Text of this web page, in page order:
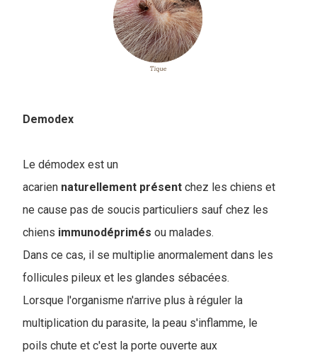
Demodex
Le démodex est un
acarien naturellement présent chez les chiens et
ne cause pas de soucis particuliers sauf chez les
chiens immunodéprimés ou malades.
Dans ce cas, il se multiplie anormalement dans les
follicules pileux et les glandes sébacées.
Lorsque l'organisme n'arrive plus à réguler la
multiplication du parasite, la peau s'inflamme, le
poils chute et c'est la porte ouverte aux